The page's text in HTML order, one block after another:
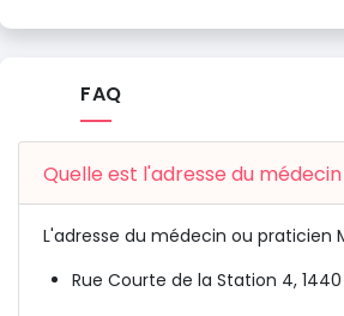
FAQ
Quelle est l'adresse du
L'adresse du médecin ou praticien
Rue Courte de la Station 4,